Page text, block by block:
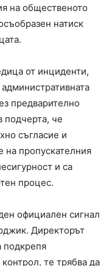
на общественото
натиск
от инциденти,
предварително
подчерта, че
съгласие и
на пропускателния
и са
процес.
официален сигнал
Директорът
подкрепя
те трябва да